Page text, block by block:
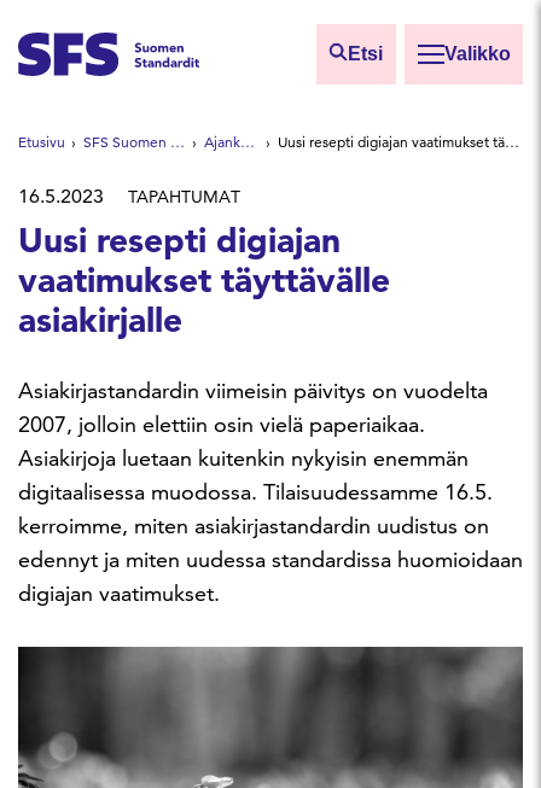
Etsi Valikko
Etsi sivuilta
Hae hakutermillä
Etusivu SFS Suomen Standardit Ajankohtaista Uusi resepti digiajan vaatimukset täyttävälle asiakirjalle
16.5.2023 TAPAHTUMAT
Uusi resepti digiajan
vaatimukset täyttävälle
asiakirjalle
Asiakirjastandardin viimeisin päivitys on vuodelta
2007, jolloin elettiin osin vielä paperiaikaa.
Asiakirjoja luetaan kuitenkin nykyisin enemmän
digitaalisessa muodossa. Tilaisuudessamme 16.5.
kerroimme, miten asiakirjastandardin uudistus on
edennyt ja miten uudessa standardissa huomioidaan
digiajan vaatimukset.